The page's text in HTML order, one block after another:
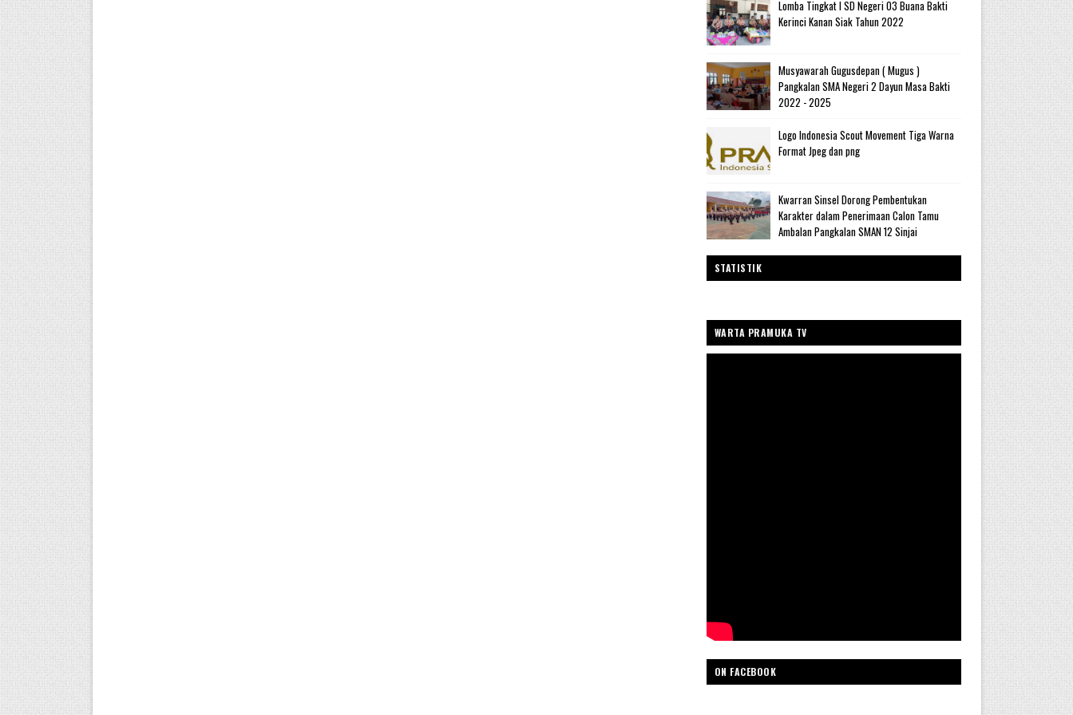
Lomba Tingkat I SD Negeri 03 Buana Bakti
Kerinci Kanan Siak Tahun 2022
Musyawarah Gugusdepan ( Mugus )
Pangkalan SMA Negeri 2 Dayun Masa Bakti
2022 - 2025
Logo Indonesia Scout Movement Tiga Warna
Format Jpeg dan png
Kwarran Sinsel Dorong Pembentukan
Karakter dalam Penerimaan Calon Tamu
Ambalan Pangkalan SMAN 12 Sinjai
STATISTIK
WARTA PRAMUKA TV
ON FACEBOOK